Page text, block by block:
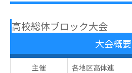
高校総体ブロック大会
大会概要
主催
各地区高体連